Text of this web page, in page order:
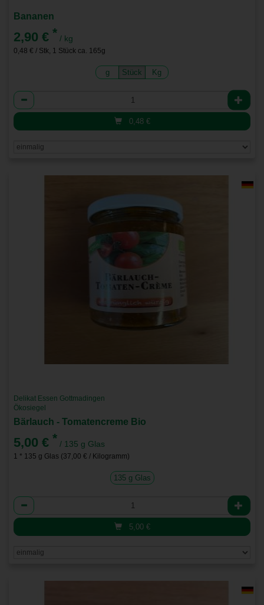
Bananen
2,90 € * / kg
0,48 € / Stk, 1 Stück ca. 165g
g Stück Kg
Anzahl
0,48 €
Delikat Essen Gottmadingen
Ökosiegel
Bärlauch - Tomatencreme Bio
5,00 € * / 135 g Glas
1 * 135 g Glas (37,00 € / Kilogramm)
135 g Glas
Anzahl
5,00 €